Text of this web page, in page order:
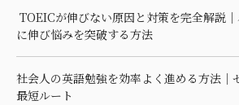
TOEICが伸びない原因と対策を完全解説
に伸び悩みを突破する方法
社会人の英語勉強を効率よく進める方法｜
最短ルート